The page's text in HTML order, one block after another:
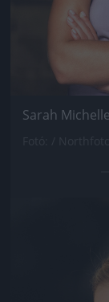
Sarah